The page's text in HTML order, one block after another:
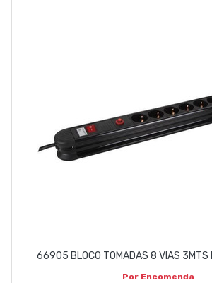
66905 BLOCO TOMADAS 8 VIAS 3MTS
Por Encomenda